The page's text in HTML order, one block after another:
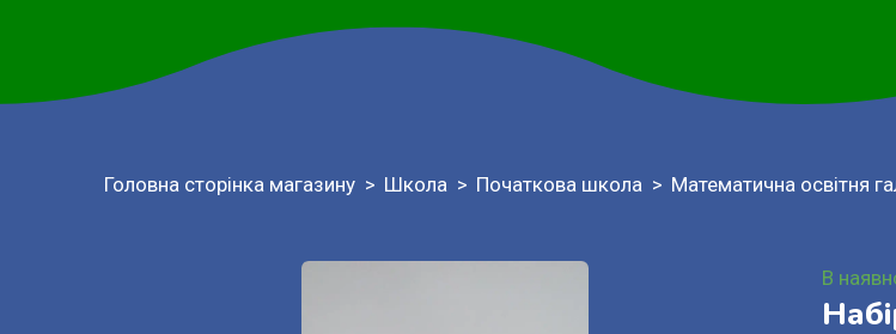
Головна сторінка магазину Школа Початкова школа Математична освітня
В